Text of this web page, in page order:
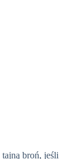
tajną broń, jeśli